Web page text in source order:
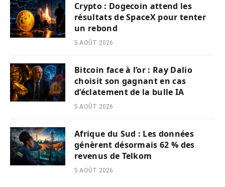
Crypto : Dogecoin attend les
résultats de SpaceX pour tenter
un rebond
5 AOÛT 2026
Bitcoin face à l’or : Ray Dalio
choisit son gagnant en cas
d’éclatement de la bulle IA
5 AOÛT 2026
Afrique du Sud : Les données
génèrent désormais 62 % des
revenus de Telkom
5 AOÛT 2026